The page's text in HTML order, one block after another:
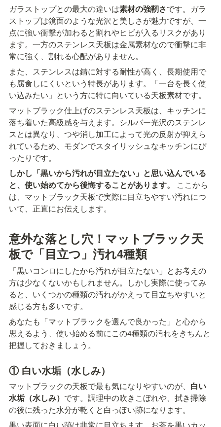
ガラストップとの最大の違いは素材の強靭さです。ガラ
ストップは鏡面のような光沢と美しさが魅力ですが、一
点に強い衝撃が加わると割れやヒビが入るリスクがあり
ます。一方のステンレス天板は金属素材なので衝撃に非
常に強く、割れる心配がありません。
また、ステンレスは錆に対する耐性が高く、長期使用で
も腐食しにくいという特長があります。「一台を長く使
い込みたい」という方に特に向いている天板素材です。
マットブラック仕上げのステンレス天板は、キッチンに
落ち着いた高級感を与えます。シルバー光沢のステンレ
スとは異なり、つや消し加工によって光の反射が抑えら
れているため、モダンでスタイリッシュなキッチンにぴ
ったりです。
しかし「黒いから汚れが目立たない」と思い込んでいる
と、使い始めてから後悔することがあります。
ここから
は、マットブラック天板で実際に目立ちやすい汚れにつ
いて、正直にお伝えします。
意外な落とし穴！マットブラック天
板で「目立つ」汚れ4種類
「黒いコンロにしたから汚れが目立たない」とお考えの
方は少なくないかもしれません。しかし実際に使ってみ
ると、いくつかの種類の汚れがかえって目立ちやすいと
感じる方も多いです。
あなたも「マットブラックを選んで良かった」と心から
思えるよう、使い始める前にこの4種類の汚れをきちんと
把握しておきましょう。
① 白い水垢（水しみ）
マットブラックの天板で最も気になりやすいのが、 白い
水垢（水しみ） です。調理中の吹きこぼれや、拭き掃除
の後に残った水分が乾くと白っぽい跡になります。
黒い表面に白い跡は非常に目立ちます。お茶を黒いカッ